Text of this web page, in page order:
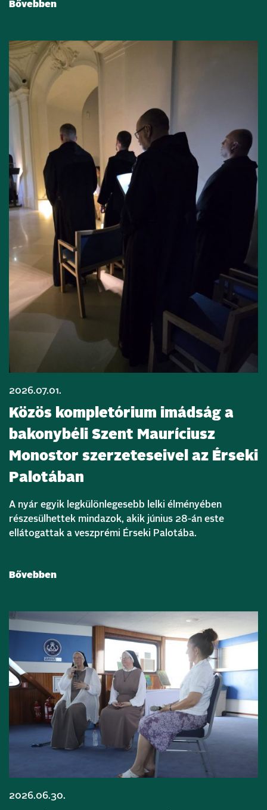
Bővebben
2026.07.01.
Közös kompletórium imádság a
bakonybéli Szent Mauríciusz
Monostor szerzeteseivel az Érseki
Palotában
A nyár egyik legkülönlegesebb lelki élményében
részesülhettek mindazok, akik június 28-án este
ellátogattak a veszprémi Érseki Palotába.
Bővebben
2026.06.30.